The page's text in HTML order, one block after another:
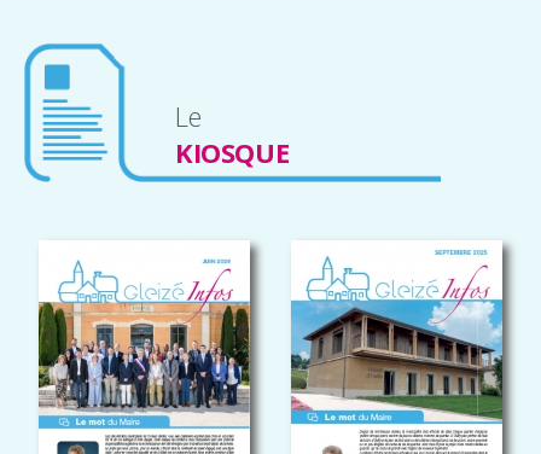
Le
KIOSQUE
GLEIZÉ INFOS
Septembre 2024
GLEIZÉ INFOS
mai 2024